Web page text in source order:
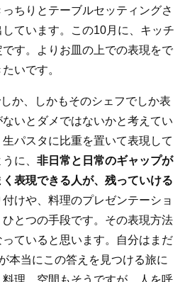
ちりとテーブルセッティングさ
ています。この10月に、キッチ
す。よりお皿の上での表現をで
いです。
か、しかもそのシェフでしか表
いとダメではないかと考えてい
パスタに比重を置いて表現して
に、 非日常と日常のギャップが
表現できる人が、残っていける
けや、料理のプレゼンテーショ
とつの手段です。その表現方法
ていると思います。自分はまだ
本当にこの答えを見つける旅に
理、空間もそうですが、人を呼